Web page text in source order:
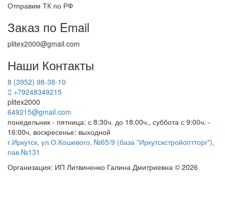
Отправим ТК по РФ
Заказ по Email
plitex2000@gmail.com
Наши Контакты
8 (3952) 98-38-10
+79248349215
plitex2000
649215@gmail.com
понедельник - пятница: с 8:30ч. до 18:00ч., суббота с 9:00ч. -
16:00ч, воскресенье: выходной
г.Иркутск, ул.О.Кошевого, №65/9 (база "Иркутскстройоптторг"),
пав.№131
Организация: ИП Литвиненко Галина Дмитриевна © 2026